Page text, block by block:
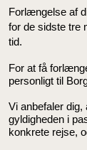
Forlængelse af
for de sidste tre
tid.
For at få
personligt til
Vi anbefaler
gyldigheden i
konkrete rejse,